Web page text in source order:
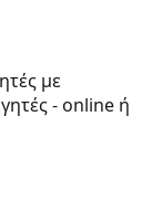
με
- online ή